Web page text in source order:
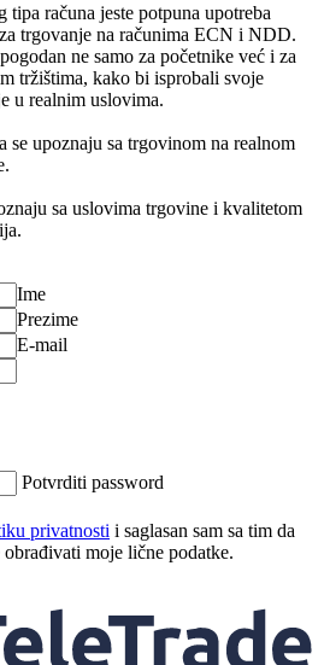
tipa računa jeste potpuna upotreba
trgovanje na računima ECN i NDD.
ne samo za početnike već i za
tržištima, kako bi isprobali svoje
u realnim uslovima.
se upoznaju sa trgovinom na realnom
sa uslovima trgovine i kvalitetom
Ime
Prezime
E-mail
Potvrditi password
privatnosti i saglasan sam sa tim da
moje lične podatke.